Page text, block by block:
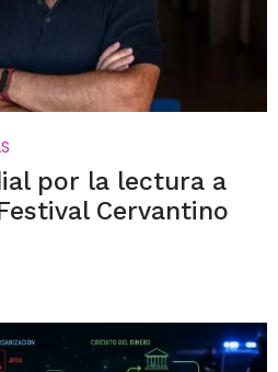
por la lectura a
Cervantino